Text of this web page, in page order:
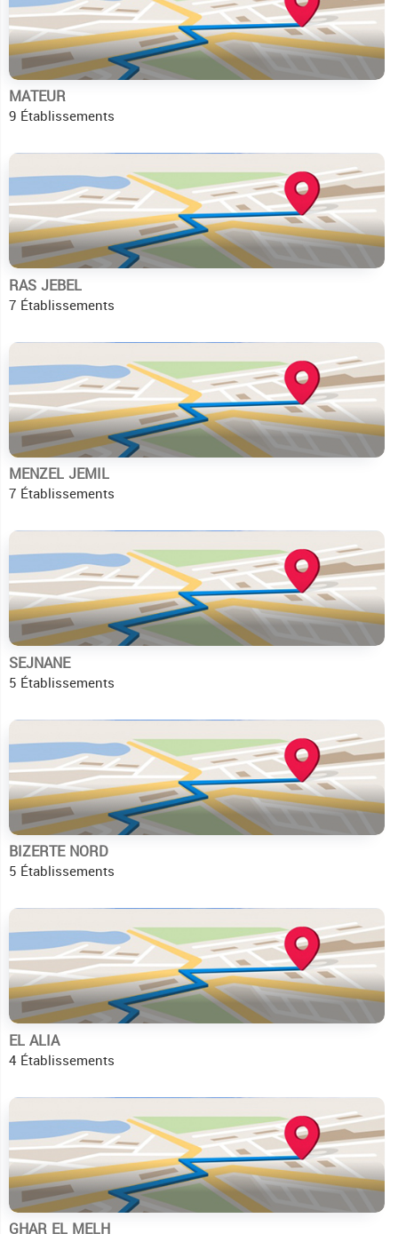
MATEUR
9 Établissements
RAS JEBEL
7 Établissements
MENZEL JEMIL
7 Établissements
SEJNANE
5 Établissements
BIZERTE NORD
5 Établissements
EL ALIA
4 Établissements